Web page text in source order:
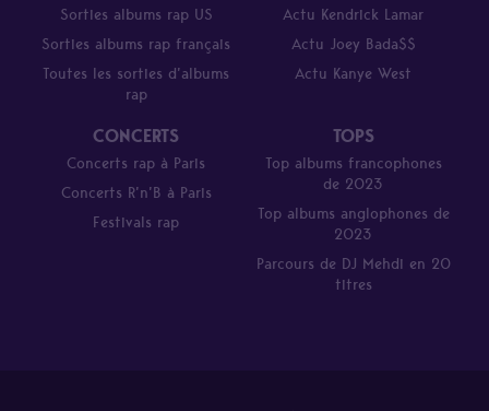
Sorties albums rap US
Sorties albums rap français
Toutes les sorties d’albums
rap
Actu Kendrick Lamar
Actu Joey Bada$$
Actu Kanye West
CONCERTS
Concerts rap à Paris
Concerts R’n’B à Paris
Festivals rap
TOPS
Top albums francophones
de 2023
Top albums anglophones de
2023
Parcours de DJ Mehdi en 20
titres